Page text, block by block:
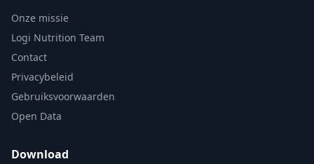
Onze missie
Logi Nutrition Team
Contact
Privacybeleid
Gebruiksvoorwaarden
Open Data
Download